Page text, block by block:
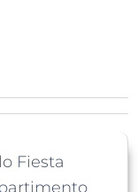
Fiesta